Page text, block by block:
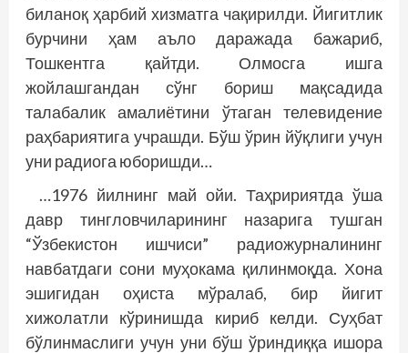
биланоқ ҳарбий хизматга чақирилди. Йигитлик
бурчини ҳам аъло даражада бажариб,
Тошкентга қайтди. Олмосга ишга
жойлашгандан сўнг бориш мақсадида
талабалик амалиётини ўтаган телевидение
раҳбариятига учрашди. Бўш ўрин йўқлиги учун
уни радиога юборишди…
…1976 йилнинг май ойи. Таҳририятда ўша
давр тингловчиларининг назарига тушган
“Ўзбекистон ишчиси” радиожурналининг
навбатдаги сони муҳокама қилинмоқда. Хона
эшигидан оҳиста мўралаб, бир йигит
хижолатли кўринишда кириб келди. Суҳбат
бўлинмаслиги учун уни бўш ўриндиққа ишора